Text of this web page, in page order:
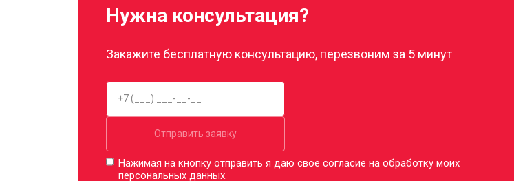
Нужна консультация?
Закажите бесплатную консультацию, перезвоним за 5 минут
Отправить заявку
Нажимая на кнопку отправить я даю свое согласие на обработку моих
персональных данных.